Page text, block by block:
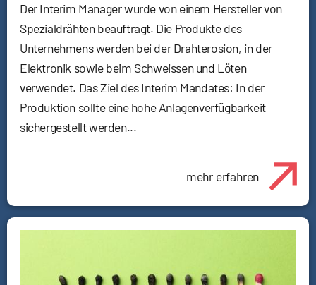
Der Interim Manager wurde von einem Hersteller von
Spezialdrähten beauftragt. Die Produkte des
Unternehmens werden bei der Drahterosion, in der
Elektronik sowie beim Schweissen und Löten
verwendet. Das Ziel des Interim Mandates: In der
Produktion sollte eine hohe Anlagenverfügbarkeit
sichergestellt werden...
mehr erfahren